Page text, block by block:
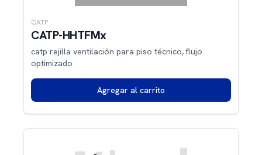
CATP
CATP-HHTFMx
catp rejilla ventilación para piso técnico, flujo
optimizado
Agregar al carrito